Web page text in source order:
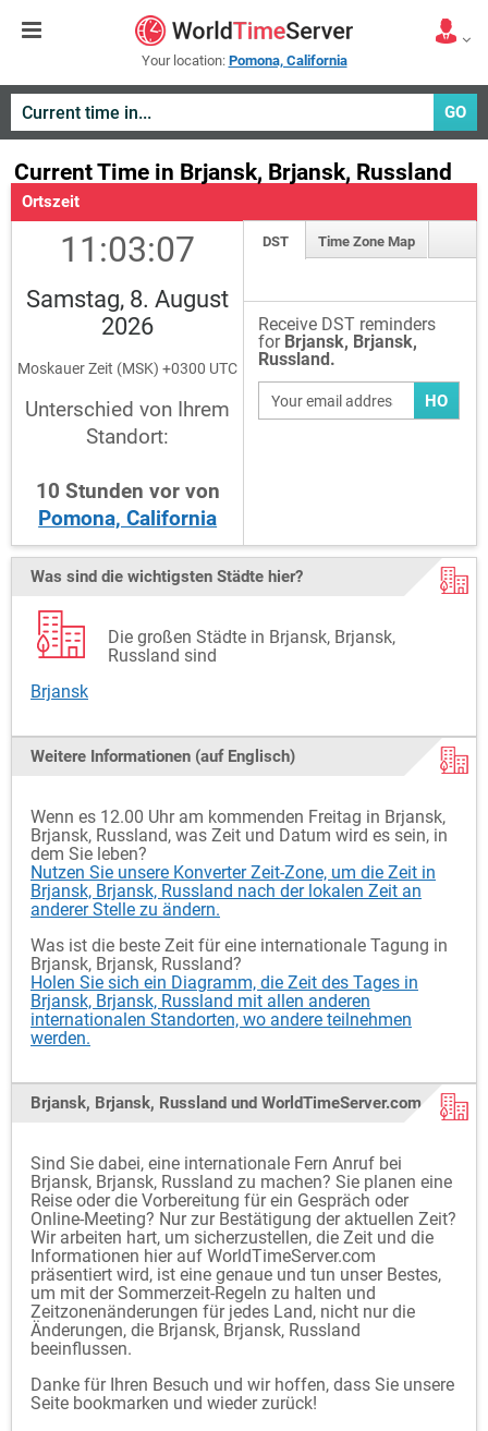
Your location: Pomona, California
GO
Current Time in Brjansk, Brjansk, Russland
Ortszeit
11:03:07
Samstag, 8. August
2026
Moskauer Zeit (MSK) +0300 UTC
Unterschied von Ihrem
Standort:
10 Stunden vor von
Pomona, California
DST Time Zone Map
Receive DST reminders
for Brjansk, Brjansk,
Russland.
HO
Was sind die wichtigsten Städte hier?
Die großen Städte in Brjansk, Brjansk,
Russland sind
Brjansk
Weitere Informationen (auf Englisch)
Wenn es 12.00 Uhr am kommenden Freitag in Brjansk,
Brjansk, Russland, was Zeit und Datum wird es sein, in
dem Sie leben?
Nutzen Sie unsere Konverter Zeit-Zone, um die Zeit in
Brjansk, Brjansk, Russland nach der lokalen Zeit an
anderer Stelle zu ändern.
Was ist die beste Zeit für eine internationale Tagung in
Brjansk, Brjansk, Russland?
Holen Sie sich ein Diagramm, die Zeit des Tages in
Brjansk, Brjansk, Russland mit allen anderen
internationalen Standorten, wo andere teilnehmen
werden.
Brjansk, Brjansk, Russland und WorldTimeServer.com
Sind Sie dabei, eine internationale Fern Anruf bei
Brjansk, Brjansk, Russland zu machen? Sie planen eine
Reise oder die Vorbereitung für ein Gespräch oder
Online-Meeting? Nur zur Bestätigung der aktuellen Zeit?
Wir arbeiten hart, um sicherzustellen, die Zeit und die
Informationen hier auf WorldTimeServer.com
präsentiert wird, ist eine genaue und tun unser Bestes,
um mit der Sommerzeit-Regeln zu halten und
Zeitzonenänderungen für jedes Land, nicht nur die
Änderungen, die Brjansk, Brjansk, Russland
beeinflussen.
Danke für Ihren Besuch und wir hoffen, dass Sie unsere
Seite bookmarken und wieder zurück!